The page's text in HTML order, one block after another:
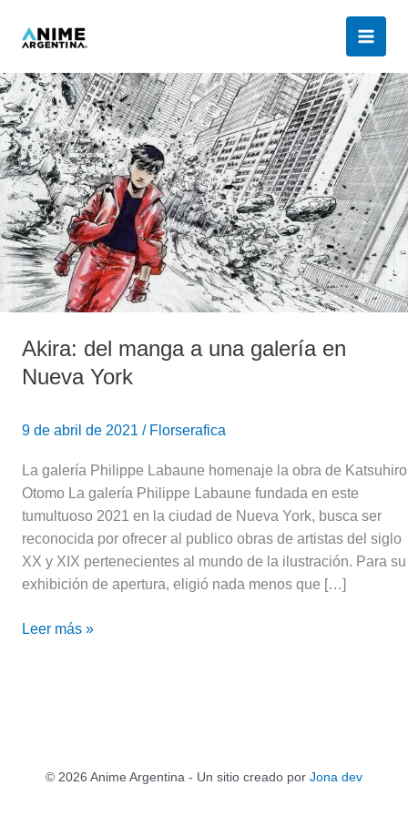
Akira: del manga a una galería en
Nueva York
9 de abril de 2021 / Florserafica
La galería Philippe Labaune homenaje la obra de Katsuhiro
Otomo La galería Philippe Labaune fundada en este
tumultuoso 2021 en la ciudad de Nueva York, busca ser
reconocida por ofrecer al publico obras de artistas del siglo
XX y XIX pertenecientes al mundo de la ilustración. Para su
exhibición de apertura, eligió nada menos que […]
Akira:
del
manga
a
una
galería
en
Nueva
York
Leer más »
© 2026 Anime Argentina - Un sitio creado por Jona dev